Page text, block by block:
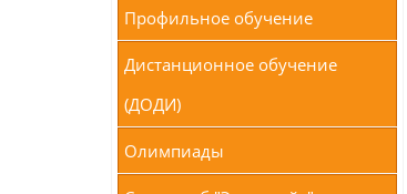
Профильное обучение
Дистанционное обучение
(ДОДИ)
Олимпиады